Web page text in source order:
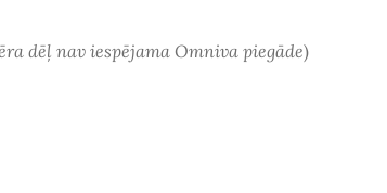
dēļ nav iespējama Omniva piegāde)